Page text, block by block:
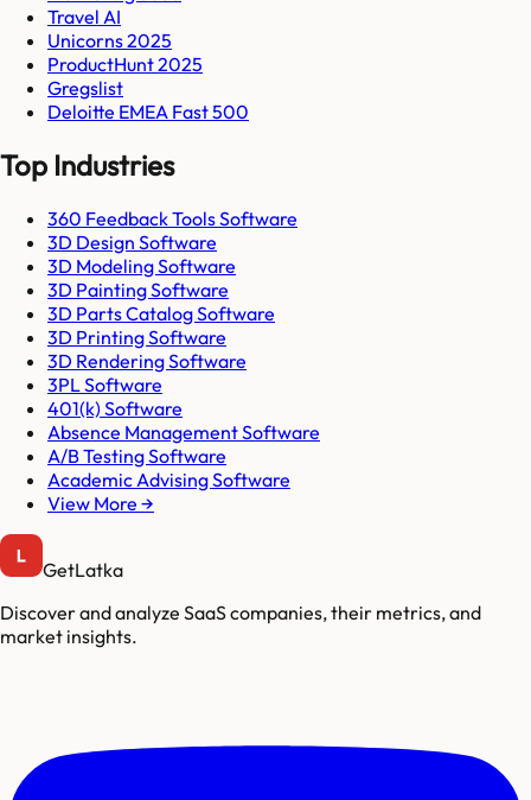
Travel AI
Unicorns 2025
ProductHunt 2025
Gregslist
Deloitte EMEA Fast 500
Top Industries
360 Feedback Tools Software
3D Design Software
3D Modeling Software
3D Painting Software
3D Parts Catalog Software
3D Printing Software
3D Rendering Software
3PL Software
401(k) Software
Absence Management Software
A/B Testing Software
Academic Advising Software
View More →
GetLatka
Discover and analyze SaaS companies, their metrics, and
market insights.